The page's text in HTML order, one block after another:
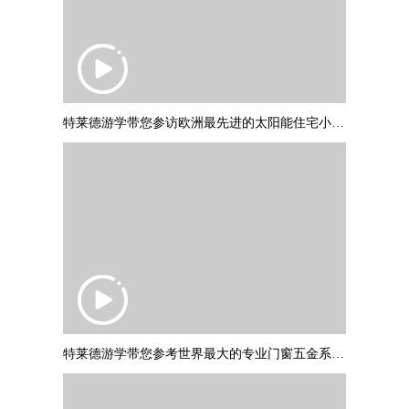
特莱德游学带您参访欧洲最先进的太阳能住宅小区：德国弗莱堡“太阳船
特莱德游学带您参考世界最大的专业门窗五金系统制作商：德国诺托集团